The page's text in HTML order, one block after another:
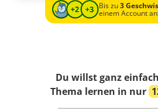
Bis zu3
einem Account
Du willst ganz
Thema lernen in nur